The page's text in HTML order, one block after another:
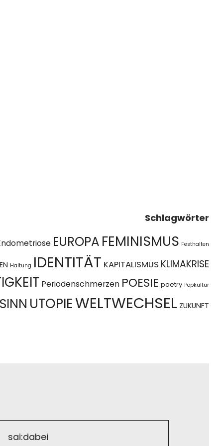
Schlagwörter
EUROPA FEMINISMUS Festhalten
Haltung IDENTITÄT KAPITALISMUS KLIMAKRISE
Periodenschmerzen POESIE poetry Popkultur
UTOPIEWELTWECHSEL ZUKUNFT
sai:dabei